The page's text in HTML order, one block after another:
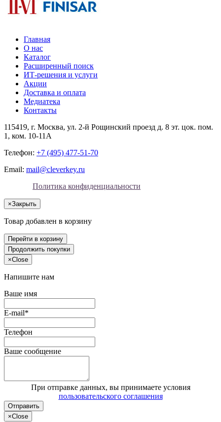
Главная
О нас
Каталог
Расширенный поиск
ИТ-решения и услуги
Акции
Доставка и оплата
Медиатека
Контакты
115419, г. Москва, ул. 2-й Рощинский проезд д. 8 эт. цок. пом.
1, ком. 10-11А
Телефон: +7 (495) 477-51-70
Email: mail@cleverkey.ru
Политика конфиденциальности
×Закрыть
Товар добавлен в корзину
Перейти в корзину
Продолжить покупки
×Close
Напишите нам
Ваше имя
E-mail*
Телефон
Ваше сообщение
При отправке данных, вы принимаете условия
пользовательского соглашения
Отправить
×Close